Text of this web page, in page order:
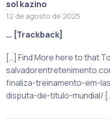
sol kazino
12 de agosto de 2025
… [Trackback]
[…] Find More here to that
finaliza-treinamento-em-
disputa-de-titulo-mundial/